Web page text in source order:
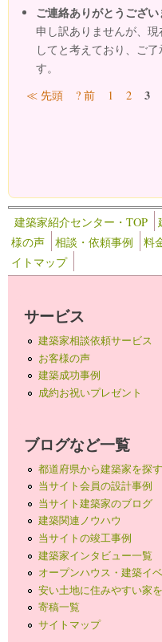
ご連絡ありがとうござい
申し訳ありませんが、
してと考えており、ご
す。
ページ
≪ 先頭 ? 前 1 2 3
建築家紹介センター・TOP
様の声
相談・依頼事例 料
イトマップ
サービス
建築家相談依頼サービス
お客様の声
建築成功事例
成約お祝いプレゼント
ブログなど一覧
都道府県から建築家を探す
当サイト会員の設計事例
当サイト建築家のブログ
建築関連ノウハウ
当サイトの竣工事例
建築家インタビュー一覧
オープンハウス・建築イ
安い土地に住みやすい家
寄稿一覧
サイトマップ